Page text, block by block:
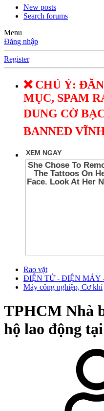
New posts
Search forums
Menu
Đăng nhập
Register
❌ CHÚ Ý:
MỤC, SPAM
DUNG CỜ
BANNED
Rao vặt
ĐIỆN TỬ - ĐIỆN MÁY
Máy công nghiệp, Cơ khí
TPHCM Nhà
hộ lao động